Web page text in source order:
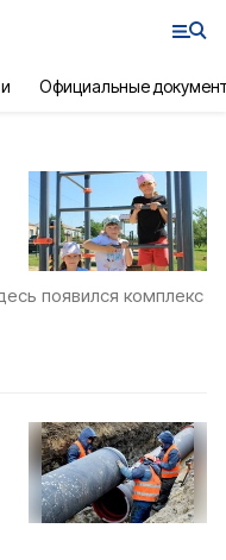
Официальные
появился комплекс